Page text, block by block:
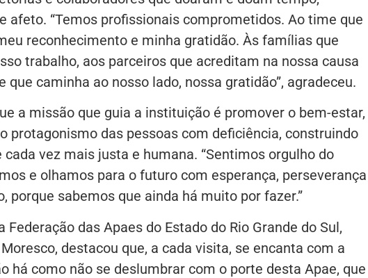
afeto. “Temos profissionais comprometidos. Ao time que
reconhecimento e minha gratidão. Às famílias que
trabalho, aos parceiros que acreditam na nossa causa
que caminha ao nosso lado, nossa gratidão”, agradeceu.
a missão que guia a instituição é promover o bem-estar,
protagonismo das pessoas com deficiência, construindo
cada vez mais justa e humana. “Sentimos orgulho do
e olhamos para o futuro com esperança, perseverança
porque sabemos que ainda há muito por fazer.”
Federação das Apaes do Estado do Rio Grande do Sul,
destacou que, a cada visita, se encanta com a
há como não se deslumbrar com o porte desta Apae, que